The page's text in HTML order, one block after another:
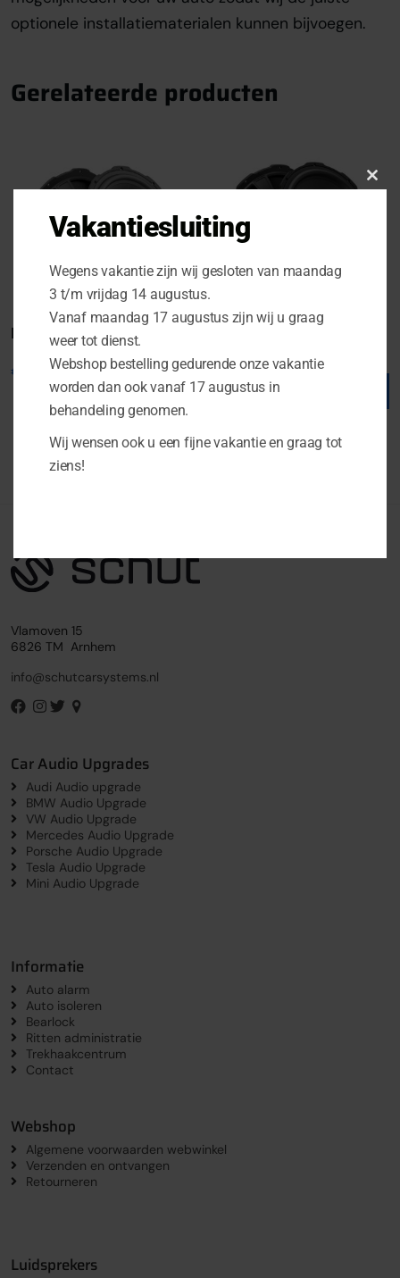
optionele installatiematerialen kunnen bijvoegen.
Gerelateerde producten
Boxmore BXS W165 S2.1
€ 299.00
Boxmore BXS W200
€399.00
Vlamoven 15
6826 TM Arnhem
info@schutcarsystems.nl
Car Audio Upgrades
Audi Audio upgrade
BMW Audio Upgrade
VW Audio Upgrade
Mercedes Audio Upgrade
Porsche Audio Upgrade
Tesla Audio Upgrade
Mini Audio Upgrade
Informatie
Auto alarm
Auto isoleren
Bearlock
Ritten administratie
Trekhaakcentrum
Contact
Webshop
Algemene voorwaarden webwinkel
Verzenden en ontvangen
Retourneren
Luidsprekers
Vakantiesluiting
Wegens vakantie zijn wij gesloten van maandag
3 t/m vrijdag 14 augustus.
Vanaf maandag 17 augustus zijn wij u graag
weer tot dienst.
Webshop bestelling gedurende onze vakantie
worden dan ook vanaf 17 augustus in
behandeling genomen.
Wij wensen ook u een fijne vakantie en graag tot
ziens!